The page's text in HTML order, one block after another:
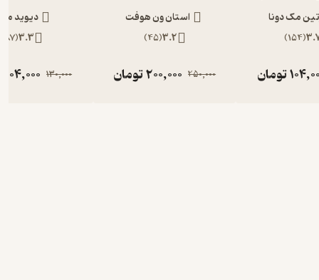
مک دونا
(
154
)
تومان
استان ون هوفت
3.2
(
45
)
250,000
200,000تومان
دیوید
3.3
(
87
130,000
104,000